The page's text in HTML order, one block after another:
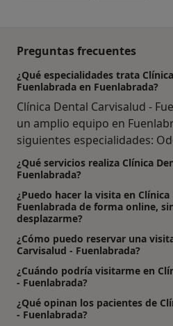
Preguntas frecuentes
¿Qué especialidades trata
Fuenlabrada en Fuenlabrada?
Clínica Dental Carvisalud -
un amplio equipo en
siguientes especialidades:
¿Qué servicios realiza Clínica
Fuenlabrada?
¿Puedo hacer la visita en
Fuenlabrada de forma online,
desplazarme?
¿Cómo puedo reservar una
Carvisalud - Fuenlabrada?
¿Cuándo podría visitarme en
- Fuenlabrada?
¿Qué opinan los pacientes de
- Fuenlabrada?